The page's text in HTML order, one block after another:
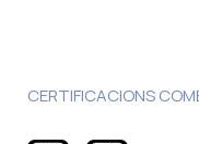
CERTIFICACIONS